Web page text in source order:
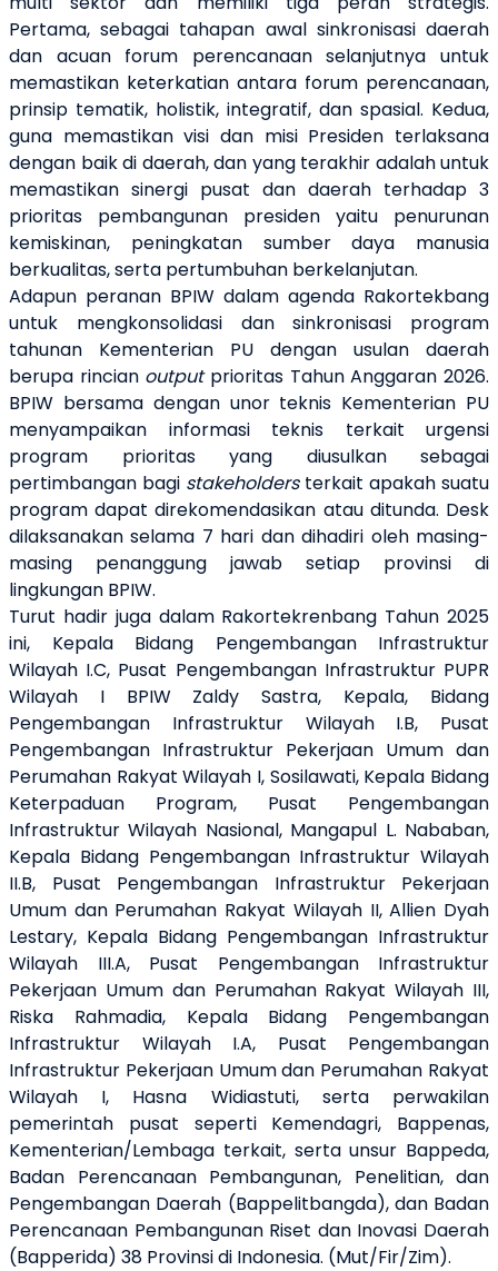
Pertama, sebagai tahapan awal sinkronisasi daerah
dan acuan forum perencanaan selanjutnya untuk
memastikan keterkatian antara forum perencanaan,
prinsip tematik, holistik, integratif, dan spasial. Kedua,
guna memastikan visi dan misi Presiden terlaksana
dengan baik di daerah, dan yang terakhir adalah untuk
memastikan sinergi pusat dan daerah terhadap 3
prioritas pembangunan presiden yaitu penurunan
kemiskinan, peningkatan sumber daya manusia
berkualitas, serta pertumbuhan berkelanjutan.
Adapun peranan BPIW dalam agenda Rakortekbang
untuk mengkonsolidasi dan sinkronisasi program
tahunan Kementerian PU dengan usulan daerah
berupa rincian outputprioritas Tahun Anggaran 2026.
BPIW bersama dengan unor teknis Kementerian PU
menyampaikan informasi teknis terkait urgensi
program prioritas yang diusulkan sebagai
pertimbangan bagi stakeholdersterkait apakah suatu
program dapat direkomendasikan atau ditunda. Desk
dilaksanakan selama 7 hari dan dihadiri oleh masing-
masing penanggung jawab setiap provinsi di
lingkungan BPIW.
Turut hadir juga dalam Rakortekrenbang Tahun 2025
ini, Kepala Bidang Pengembangan Infrastruktur
Wilayah I.C, Pusat Pengembangan Infrastruktur PUPR
Wilayah I BPIW Zaldy Sastra, Kepala, Bidang
Pengembangan Infrastruktur Wilayah I.B, Pusat
Pengembangan Infrastruktur Pekerjaan Umum dan
Perumahan Rakyat Wilayah I, Sosilawati, Kepala Bidang
Keterpaduan Program, Pusat Pengembangan
Infrastruktur Wilayah Nasional, Mangapul L. Nababan,
Kepala Bidang Pengembangan Infrastruktur Wilayah
II.B, Pusat Pengembangan Infrastruktur Pekerjaan
Umum dan Perumahan Rakyat Wilayah II, Allien Dyah
Lestary, Kepala Bidang Pengembangan Infrastruktur
Wilayah III.A, Pusat Pengembangan Infrastruktur
Pekerjaan Umum dan Perumahan Rakyat Wilayah III,
Riska Rahmadia, Kepala Bidang Pengembangan
Infrastruktur Wilayah I.A, Pusat Pengembangan
Infrastruktur Pekerjaan Umum dan Perumahan Rakyat
Wilayah I, Hasna Widiastuti, serta perwakilan
pemerintah pusat seperti Kemendagri, Bappenas,
Kementerian/Lembaga terkait, serta unsur Bappeda,
Badan Perencanaan Pembangunan, Penelitian, dan
Pengembangan Daerah (Bappelitbangda), dan Badan
Perencanaan Pembangunan Riset dan Inovasi Daerah
(Bapperida) 38 Provinsi di Indonesia. (Mut/Fir/Zim).